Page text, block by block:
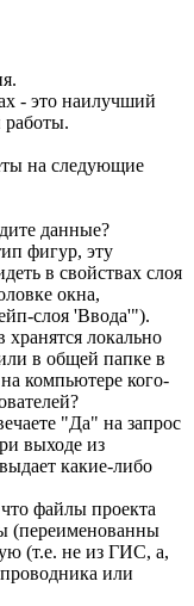
- это наилучший
работы.
на следующие
данные?
фигур, эту
в свойствах слоя
окна,
слоя 'Ввода'").
локально
в общей папке в
компьютере кого-
"Да" на запрос
выходе из
какие-либо
файлы проекта
(переименованны
(т.е. не из ГИС, а,
или